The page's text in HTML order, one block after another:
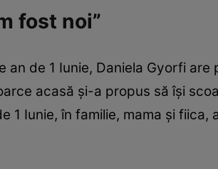
fost noi”
de 1 Iunie, Daniela Gyorfi
acasă și-a propus să își
1 Iunie, în familie, mama și fiica,